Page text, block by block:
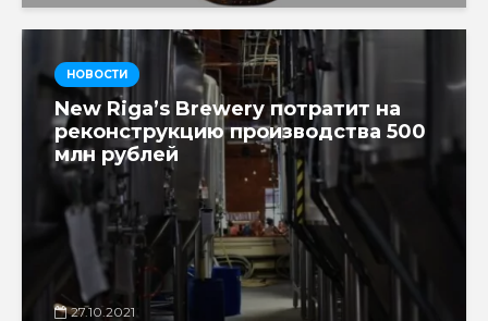
НОВОСТИ
New Riga’s Brewery потратит на
реконструкцию производства 500
млн рублей
27.10.2021